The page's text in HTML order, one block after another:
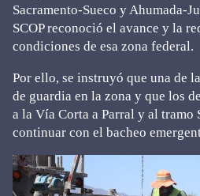
Sacramento-Sueco y Ahumada-
SCOP reconoció el avance y la
condiciones de esa zona federal.
Por ello, se instruyó que una de
de guardia en la zona y que los
a la Vía Corta a Parral y al tramo
continuar con el bacheo